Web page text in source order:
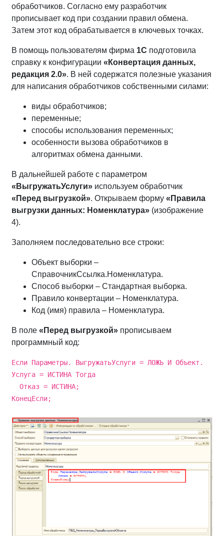
обработчиков. Согласно ему разработчик
прописывает код при создании правил обмена.
Затем этот код обрабатывается в ключевых точках.
В помощь пользователям фирма 1С подготовила
справку к конфигурации «Конвертация данных,
редакция 2.0». В ней содержатся полезные указания
для написания обработчиков собственными силами:
виды обработчиков;
переменные;
способы использования переменных;
особенности вызова обработчиков в
алгоритмах обмена данными.
В дальнейшей работе с параметром
«ВыгружатьУслуги» используем обработчик
«Перед выгрузкой». Открываем форму «Правила
выгрузки данных: Номенклатура» (изображение
4).
Заполняем последовательно все строки:
Объект выборки –
СправочникСсылка.Номенклатура.
Способ выборки – Стандартная выборка.
Правило конвертации – Номенклатура.
Код (имя) правила – Номенклатура.
В поле «Перед выгрузкой» прописываем
программный код:
Если Параметры. ВыгружатьУслуги = ЛОЖЬ И Объект.
Услуга = ИСТИНА Тогда
Отказ = ИСТИНА;
КонецЕсли;